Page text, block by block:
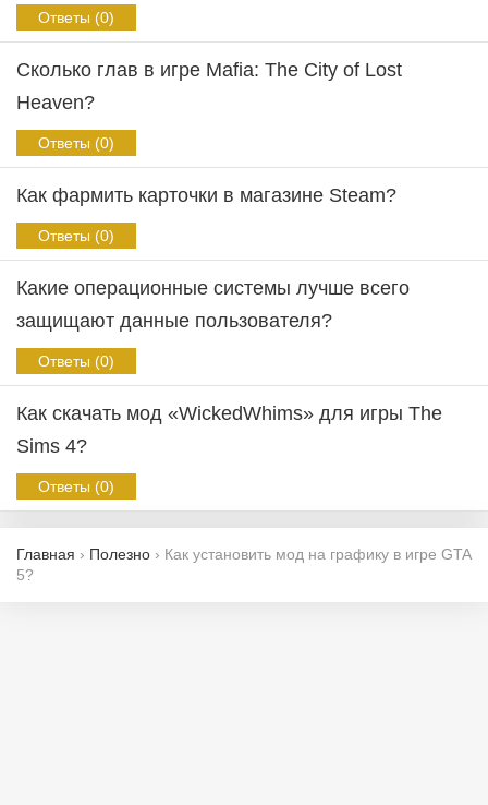
Ответы (0)
Сколько глав в игре Mafia: The City of Lost
Heaven?
Ответы (0)
Как фармить карточки в магазине Steam?
Ответы (0)
Какие операционные системы лучше всего
защищают данные пользователя?
Ответы (0)
Как скачать мод «WickedWhims» для игры The
Sims 4?
Ответы (0)
Главная › Полезно › Как установить мод на графику в игре GTA
5?